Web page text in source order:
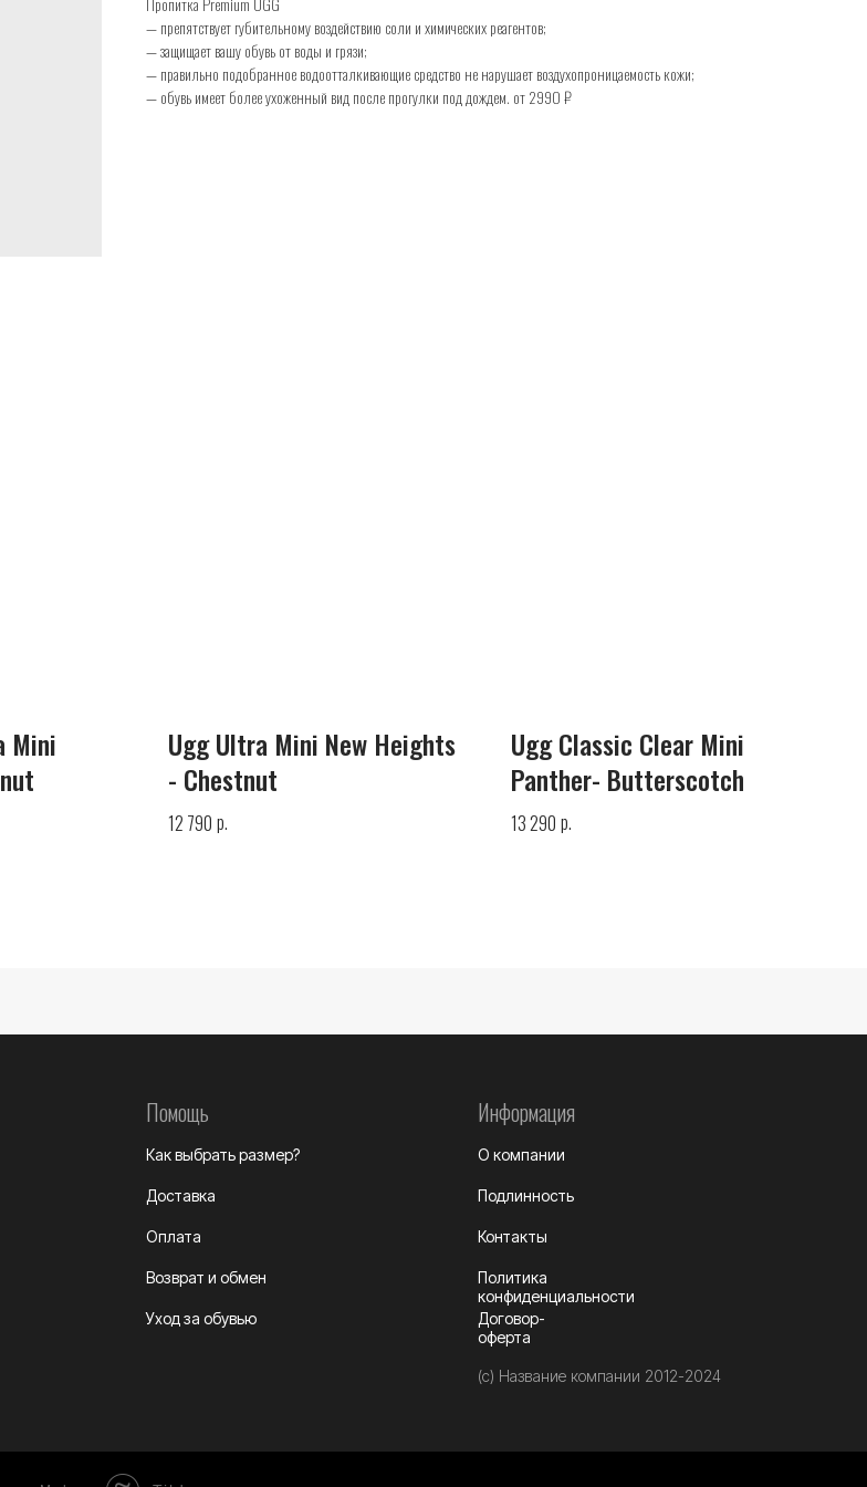
— препятствует губительному воздействию соли и химических реагентов;
— защищает вашу обувь от воды и грязи;
— правильно подобранное водоотталкивающие средство не нарушает воздухопроницаемость кожи;
— обувь имеет более ухоженный вид после прогулки под дождем. от 2990 ₽
Mini
Ugg Ultra Mini New Heights
- Chestnut
12 790 р.
Ugg Classic Clear Mini
Panther- Butterscotch
13 290 р.
Помощь Информация
Как выбрать размер?
Доставка
Оплата
Возврат и обмен
Уход за обувью
(c) Название компании 2012-2024
О компании
Контакты
Политика
конфиденциальности
Договор-
оферта
Подлинность